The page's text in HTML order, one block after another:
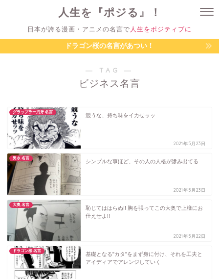
人生を『ポジる』！
日本が誇る漫画・アニメの名言で 人生をポジティブに
ドラゴン桜の名言があつい！
― TAG ―
ビジネス名言
グラップラー刃牙 名言
競うな、持ち味をイカせッッ
2021年5月23日
男水 名言
シンプルな事ほど、その人の人格が滲み出てる
2021年5月23日
大奥 名言
恥じてははらぬ!! 胸を張ってこの大奥で上様にお
仕えせよ!!
2021年5月22日
ドラゴン桜 名言
基礎となる"カタ"をまず身に付け、それを工夫と
アイディアでアレンジしていく